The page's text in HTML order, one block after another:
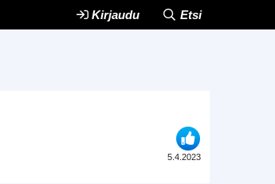
Kirjaudu Etsi
5.4.2023